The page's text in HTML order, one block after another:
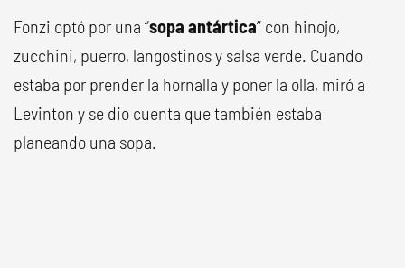
Fonzi optó por una “sopa antártica” con hinojo,
zucchini, puerro, langostinos y salsa verde. Cuando
estaba por prender la hornalla y poner la olla, miró a
Levinton y se dio cuenta que también estaba
planeando una sopa.